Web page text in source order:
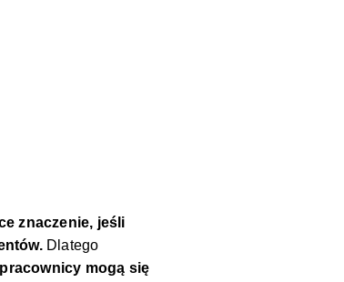
znaczenie, jeśli
Dlatego
pracownicy mogą się